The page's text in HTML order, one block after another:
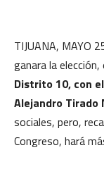
TIJUANA, MAYO
ganara la elección,
Distrito 10, con
Alejandro Tirado
sociales, pero,
Congreso, hará